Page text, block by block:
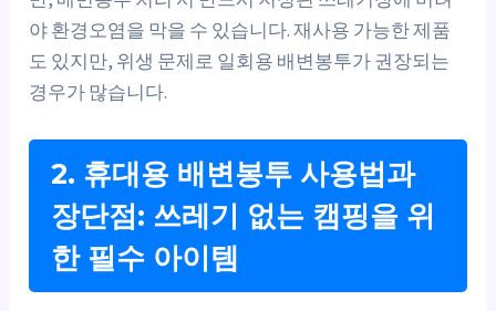
야 환경오염을 막을 수 있습니다. 재사용 가능한 제품
도 있지만, 위생 문제로 일회용 배변봉투가 권장되는
경우가 많습니다.
2. 휴대용 배변봉투 사용법과
장단점: 쓰레기 없는 캠핑을 위
한 필수 아이템